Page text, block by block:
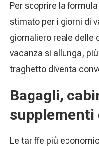
Per scoprire la
stimato per i giorni di
giornaliero reale delle
vacanza si allunga, più
traghetto diventa
Bagagli,
supplementi
Le tariffe più